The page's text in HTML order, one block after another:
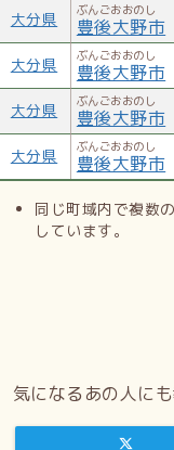
大分県 ぶんごおおのし
豊後大野市
大分県 ぶんごおおのし
豊後大野市
大分県 ぶんごおおのし
豊後大野市
大分県 ぶんごおおのし
豊後大野市
同じ町域内で複数
しています。
気になるあの人に